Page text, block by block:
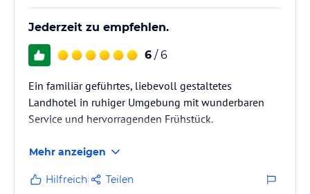
Jederzeit zu empfehlen.
6 / 6
Ein familiär geführtes, liebevoll gestaltetes
Landhotel in ruhiger Umgebung mit wunderbaren
Service und hervorragenden Frühstück.
Mehr anzeigen
Hilfreich Teilen